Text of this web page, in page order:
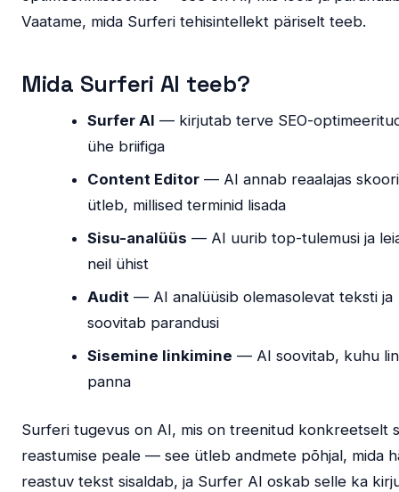
Vaatame, mida Surferi tehisintellekt päriselt teeb.
Mida Surferi AI teeb?
Surfer AI — kirjutab terve SEO-
ühe briifiga
Content Editor — AI annab reaalajas
ütleb, millised terminid lisada
Sisu-analüüs — AI uurib top-tulemusi ja
neil ühist
Audit — AI analüüsib olemasolevat teksti ja
soovitab parandusi
Sisemine linkimine — AI soovitab, kuhu
panna
Surferi tugevus on AI, mis on treenitud konkreetselt
reastumise peale — see ütleb andmete põhjal, mida
reastuv tekst sisaldab, ja Surfer AI oskab selle ka